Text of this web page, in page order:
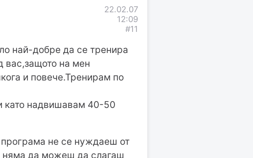
22.02.07
12:09
#11
най-добре да се тренира
вас,защото на мен
и повече.Тренирам по
като надвишавам 40-50
програма не се нуждаеш от
няма да можеш да слагаш